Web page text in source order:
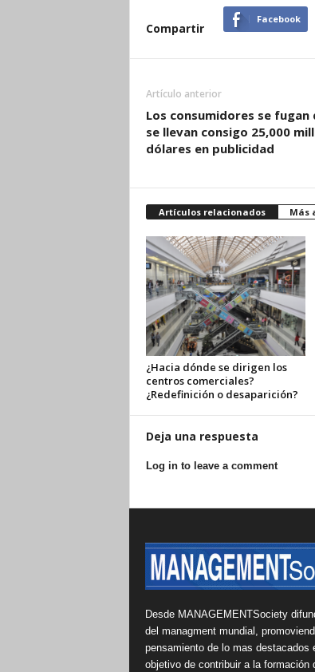
Compartir
Facebook
Artículo anterior
Los consumidores se fugan
se llevan consigo 25,000
dólares en publicidad
Artículos relacionados Más
¿Hacia dónde se dirigen los
centros comerciales?
¿Redefinición o desaparición?
Deja una respuesta
Log in to leave a comment
Desde MANAGEMENTSociety
del managment mundial,
pensamiento de lo mas destacados
objetivo de contribuir a la formación